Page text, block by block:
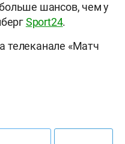
шансов, чем у
Sport24.
телеканале «Матч